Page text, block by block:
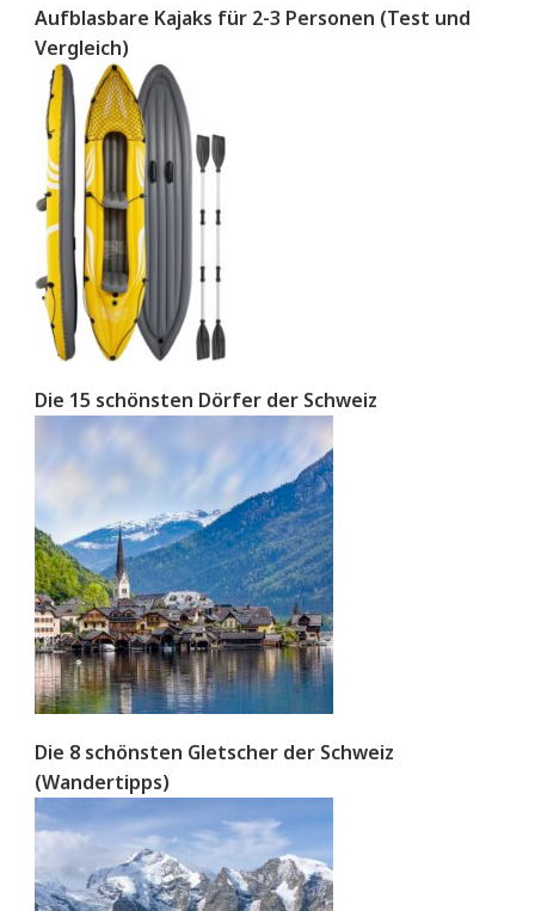
Aufblasbare Kajaks für 2-3 Personen (Test und
Vergleich)
Die 15 schönsten Dörfer der Schweiz
Die 8 schönsten Gletscher der Schweiz
(Wandertipps)